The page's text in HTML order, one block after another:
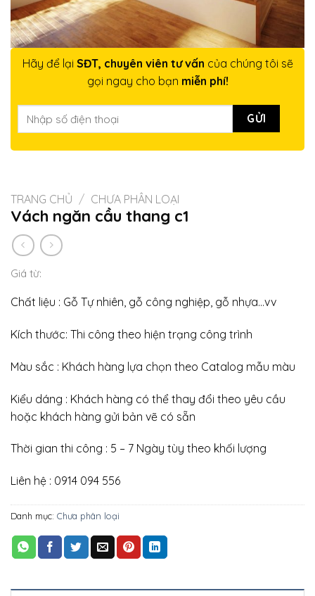
Hãy để lại SĐT, chuyên viên tư vấn của chúng tôi sẽ
gọi ngay cho bạn miễn phí!
TRANG CHỦ / CHƯA PHÂN LOẠI
Vách ngăn cầu thang c1
Giá từ:
Chất liệu : Gỗ Tự nhiên, gỗ công nghiệp, gỗ nhựa…vv
Kích thước: Thi công theo hiện trạng công trình
Màu sắc : Khách hàng lựa chọn theo Catalog mẫu màu
Kiểu dáng : Khách hàng có thể thay đổi theo yêu cầu
hoặc khách hàng gửi bản vẽ có sẵn
Thời gian thi công : 5 – 7 Ngày tùy theo khối lượng
Liên hệ : 0914 094 556
Danh mục: Chưa phân loại